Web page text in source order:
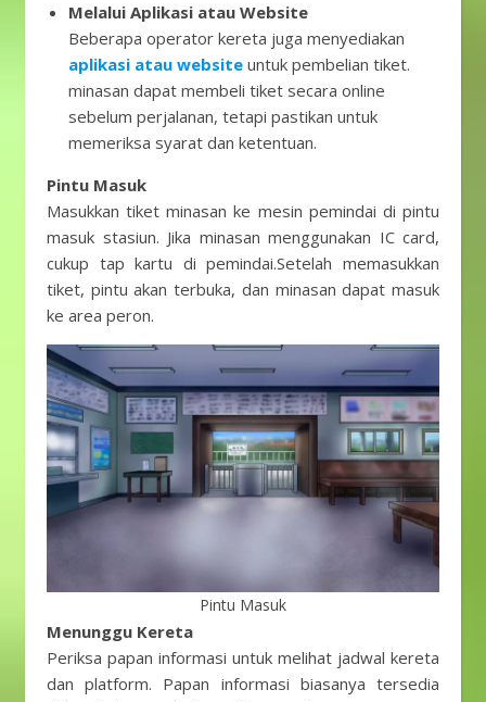
Melalui Aplikasi atau Website
Beberapa operator kereta juga menyediakan
aplikasi atau website untuk pembelian tiket.
minasan dapat membeli tiket secara online
sebelum perjalanan, tetapi pastikan untuk
memeriksa syarat dan ketentuan.
Pintu Masuk
Masukkan tiket minasan ke mesin pemindai di pintu
masuk stasiun. Jika minasan menggunakan IC card,
cukup tap kartu di pemindai.Setelah memasukkan
tiket, pintu akan terbuka, dan minasan dapat masuk
ke area peron.
Pintu Masuk
Menunggu Kereta
Periksa papan informasi untuk melihat jadwal kereta
dan platform. Papan informasi biasanya tersedia